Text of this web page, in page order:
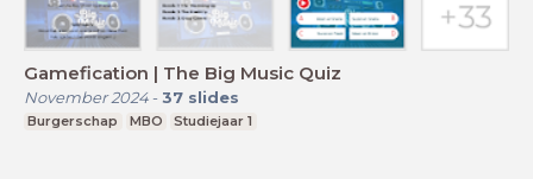
Gamefication | The Big Music Quiz
November 2024- 37 slides
Burgerschap MBO Studiejaar 1